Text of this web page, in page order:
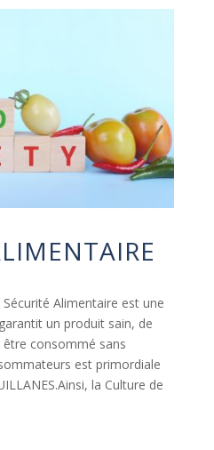
Alimentaire est une
un produit sain, de
consommé sans
est primordiale
la Culture de